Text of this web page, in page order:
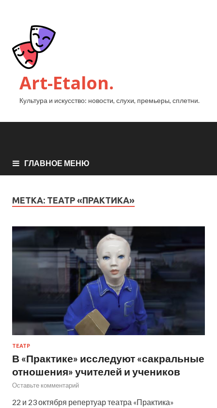
Art-Etalon.
Культура и искусство: новости, слухи, премьеры, сплетни.
ГЛАВНОЕ МЕНЮ
МЕТКА: ТЕАТР «ПРАКТИКА»
ТЕАТР
В «Практике» исследуют «сакральные
отношения» учителей и учеников
Оставьте комментарий
22 и 23 октября репертуар театра «Практика»